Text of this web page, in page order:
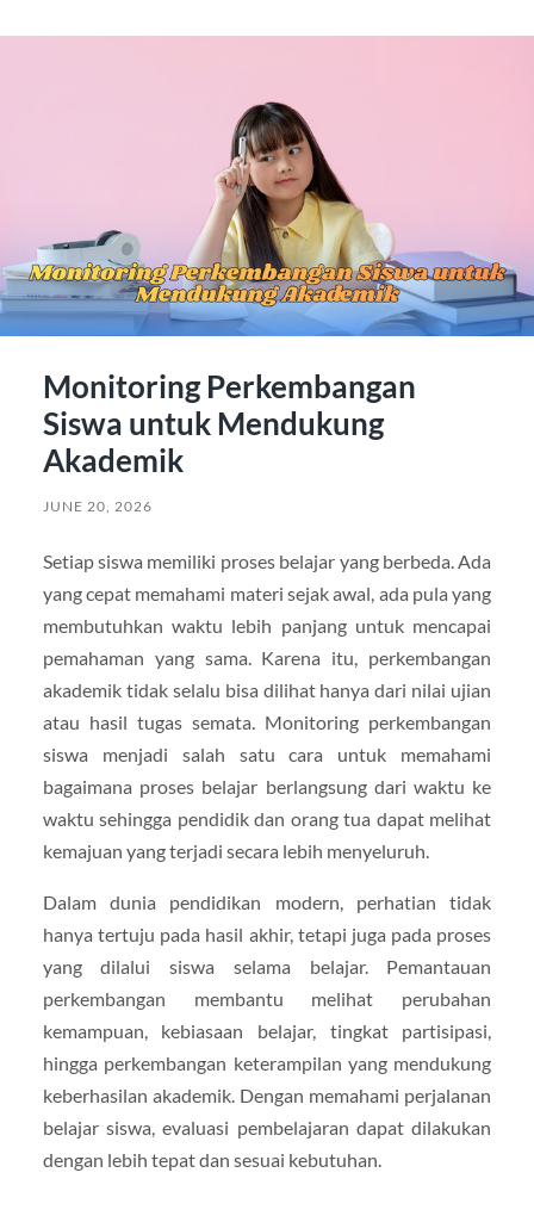
Monitoring Perkembangan
Siswa untuk Mendukung
Akademik
JUNE 20, 2026
Setiap siswa memiliki proses belajar yang berbeda. Ada
yang cepat memahami materi sejak awal, ada pula yang
membutuhkan waktu lebih panjang untuk mencapai
pemahaman yang sama. Karena itu, perkembangan
akademik tidak selalu bisa dilihat hanya dari nilai ujian
atau hasil tugas semata. Monitoring perkembangan
siswa menjadi salah satu cara untuk memahami
bagaimana proses belajar berlangsung dari waktu ke
waktu sehingga pendidik dan orang tua dapat melihat
kemajuan yang terjadi secara lebih menyeluruh.
Dalam dunia pendidikan modern, perhatian tidak
hanya tertuju pada hasil akhir, tetapi juga pada proses
yang dilalui siswa selama belajar. Pemantauan
perkembangan membantu melihat perubahan
kemampuan, kebiasaan belajar, tingkat partisipasi,
hingga perkembangan keterampilan yang mendukung
keberhasilan akademik. Dengan memahami perjalanan
belajar siswa, evaluasi pembelajaran dapat dilakukan
dengan lebih tepat dan sesuai kebutuhan.